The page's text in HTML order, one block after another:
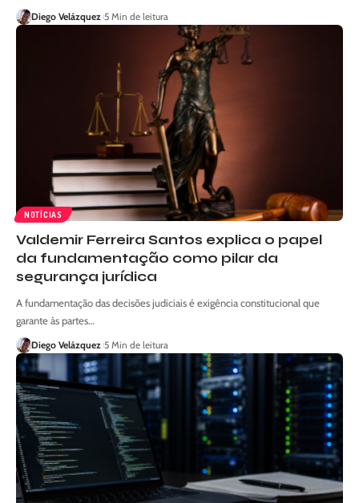
Diego Velázquez 5 Min de leitura
NOTÍCIAS
Valdemir Ferreira Santos explica o papel
da fundamentação como pilar da
segurança jurídica
A fundamentação das decisões judiciais é exigência constitucional que
garante às partes…
Diego Velázquez 5 Min de leitura